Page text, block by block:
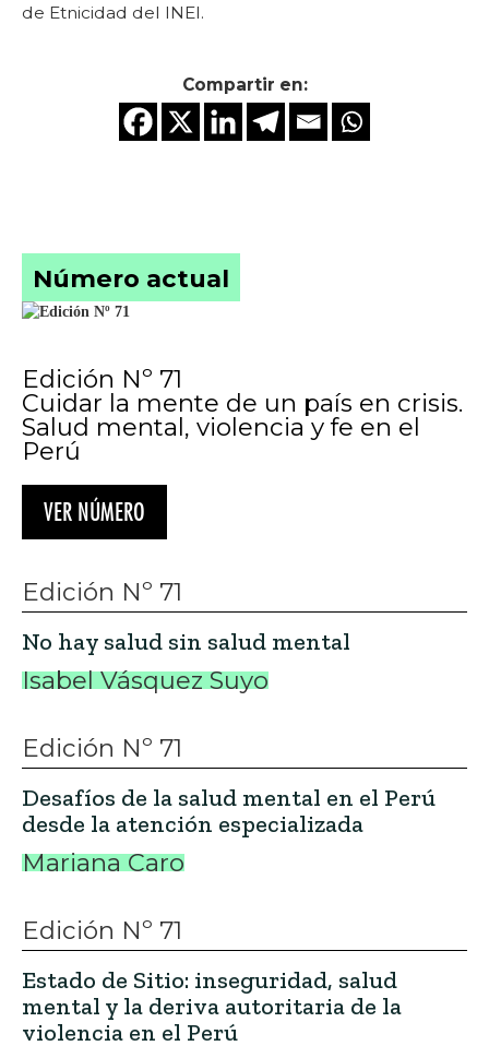
de Etnicidad del INEI.
Compartir en:
Número actual
Edición Nº 71
Cuidar la mente de un país en crisis.
Salud mental, violencia y fe en el
Perú
VER NÚMERO
Edición Nº 71
No hay salud sin salud mental
Isabel Vásquez Suyo
Edición Nº 71
Desafíos de la salud mental en el Perú
desde la atención especializada
Mariana Caro
Edición Nº 71
Estado de Sitio: inseguridad, salud
mental y la deriva autoritaria de la
violencia en el Perú